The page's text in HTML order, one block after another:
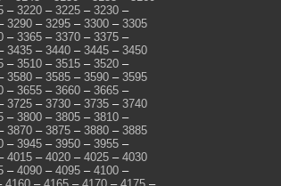
– 3220 – 3225 – 3230 –
3290 – 3295 – 3300 – 3305
– 3365 – 3370 – 3375 –
3435 – 3440 – 3445 – 3450
– 3510 – 3515 – 3520 –
3580 – 3585 – 3590 – 3595
– 3655 – 3660 – 3665 –
3725 – 3730 – 3735 – 3740
– 3800 – 3805 – 3810 –
3870 – 3875 – 3880 – 3885
– 3945 – 3950 – 3955 –
4015 – 4020 – 4025 – 4030
– 4090 – 4095 – 4100 –